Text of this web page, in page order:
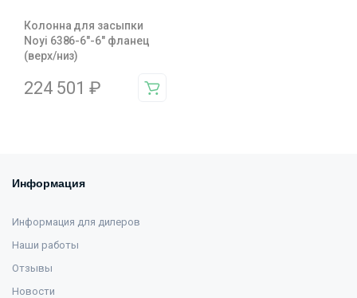
Колонна для засыпки
Noyi 6386-6″-6″ фланец
(верх/низ)
224 501 ₽
Информация
Информация для дилеров
Наши работы
Отзывы
Новости